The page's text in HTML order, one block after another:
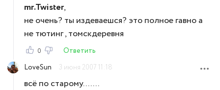
mr.Twister,
не очень? ты издеваешся? это полное гавно а
не тютинг , томскдеревня
0
Ответить
LoveSun
3 июня 2007 11:18
всё по старому.......